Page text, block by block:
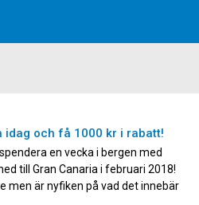
idag och få 1000 kr i rabatt!
en vecka i bergen med
till Gran Canaria i februari 2018!
men är nyfiken på vad det innebär